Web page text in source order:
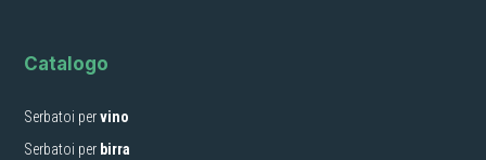
Catalogo
Serbatoi pervino
Serbatoi per birra